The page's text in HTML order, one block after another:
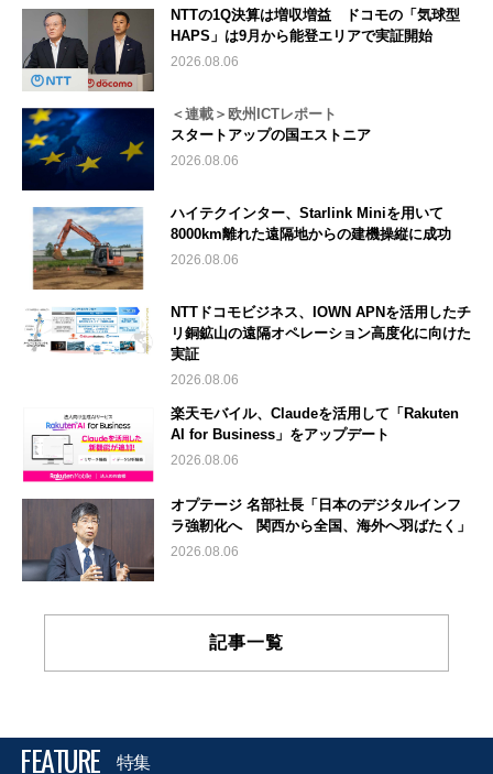
NTTの1Q決算は増収増益 ドコモの「気球型
HAPS」は9月から能登エリアで実証開始
2026.08.06
＜連載＞欧州ICTレポート
スタートアップの国エストニア
2026.08.06
ハイテクインター、Starlink Miniを用いて
8000km離れた遠隔地からの建機操縦に成功
2026.08.06
NTTドコモビジネス、IOWN APNを活用したチ
リ銅鉱山の遠隔オペレーション高度化に向けた
実証
2026.08.06
楽天モバイル、Claudeを活用して「Rakuten
AI for Business」をアップデート
2026.08.06
オプテージ 名部社長「日本のデジタルインフ
ラ強靭化へ 関西から全国、海外へ羽ばたく」
2026.08.06
記事一覧
FEATURE 特集